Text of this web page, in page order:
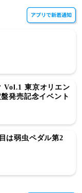
Vol.1 東京オリエン
発売記念イベント
は弱虫ペダル第2